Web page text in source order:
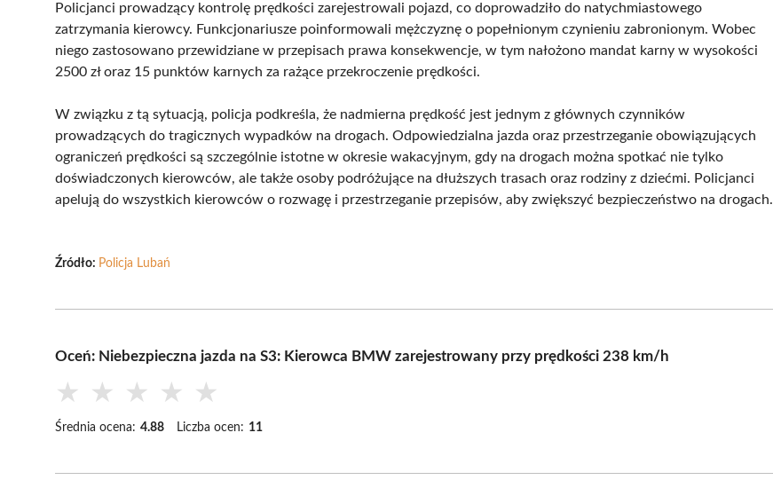
Policjanci prowadzący kontrolę prędkości zarejestrowali pojazd, co doprowadziło do natychmiastowego
zatrzymania kierowcy. Funkcjonariusze poinformowali mężczyznę o popełnionym czynieniu zabronionym. Wobec
niego zastosowano przewidziane w przepisach prawa konsekwencje, w tym nałożono mandat karny w wysokości
2500 zł oraz 15 punktów karnych za rażące przekroczenie prędkości.
W związku z tą sytuacją, policja podkreśla, że nadmierna prędkość jest jednym z głównych czynników
prowadzących do tragicznych wypadków na drogach. Odpowiedzialna jazda oraz przestrzeganie obowiązujących
ograniczeń prędkości są szczególnie istotne w okresie wakacyjnym, gdy na drogach można spotkać nie tylko
doświadczonych kierowców, ale także osoby podróżujące na dłuższych trasach oraz rodziny z dziećmi. Policjanci
apelują do wszystkich kierowców o rozwagę i przestrzeganie przepisów, aby zwiększyć bezpieczeństwo na drogach.
Źródło: Policja Lubań
Oceń: Niebezpieczna jazda na S3: Kierowca BMW zarejestrowany przy prędkości 238 km/h
★ ★ ★ ★ ★
Średnia ocena: 4.88 Liczba ocen: 11